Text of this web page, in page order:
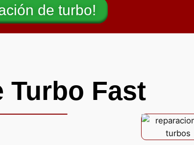
de turbo!
Turbo Fast